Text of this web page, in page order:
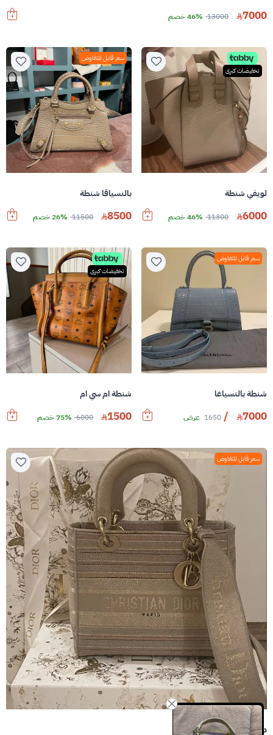
7000
13000 46% خصم
تخفيضات كبرى
لويفي شنطة
6000
11300 46% خصم
سعر قابل للتفاوض
بالنسياقا شنطة
8500
11500 26% خصم
سعر قابل للتفاوض
شنطة بالنسياغا
7000
/
1650 عرض
تخفيضات كبرى
شنطة ام سي ام
1500
6000 75% خصم
سعر قابل للتفاوض
ديور ليدي شنطة